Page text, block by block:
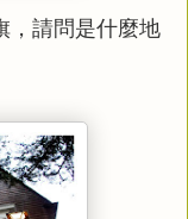
，請問是什麼地